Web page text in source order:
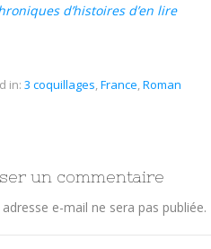
d’histoires d’en lire
in: 3 coquillages,France,Roman
un commentaire
e-mail ne sera pas publiée.